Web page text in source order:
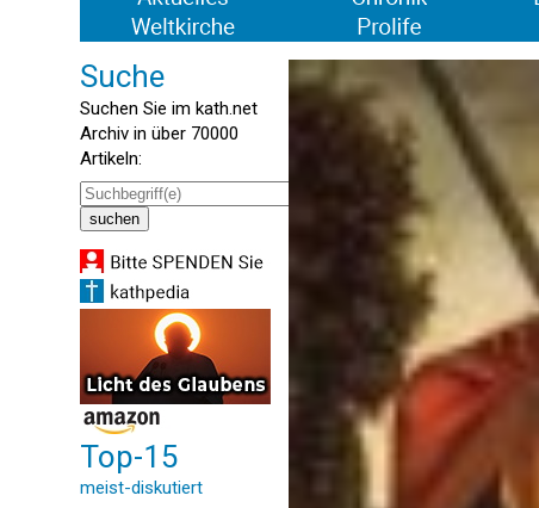
Suche
Suchen Sie im kath.net
Archiv in über 70000
Artikeln:
Top-15
meist-diskutiert